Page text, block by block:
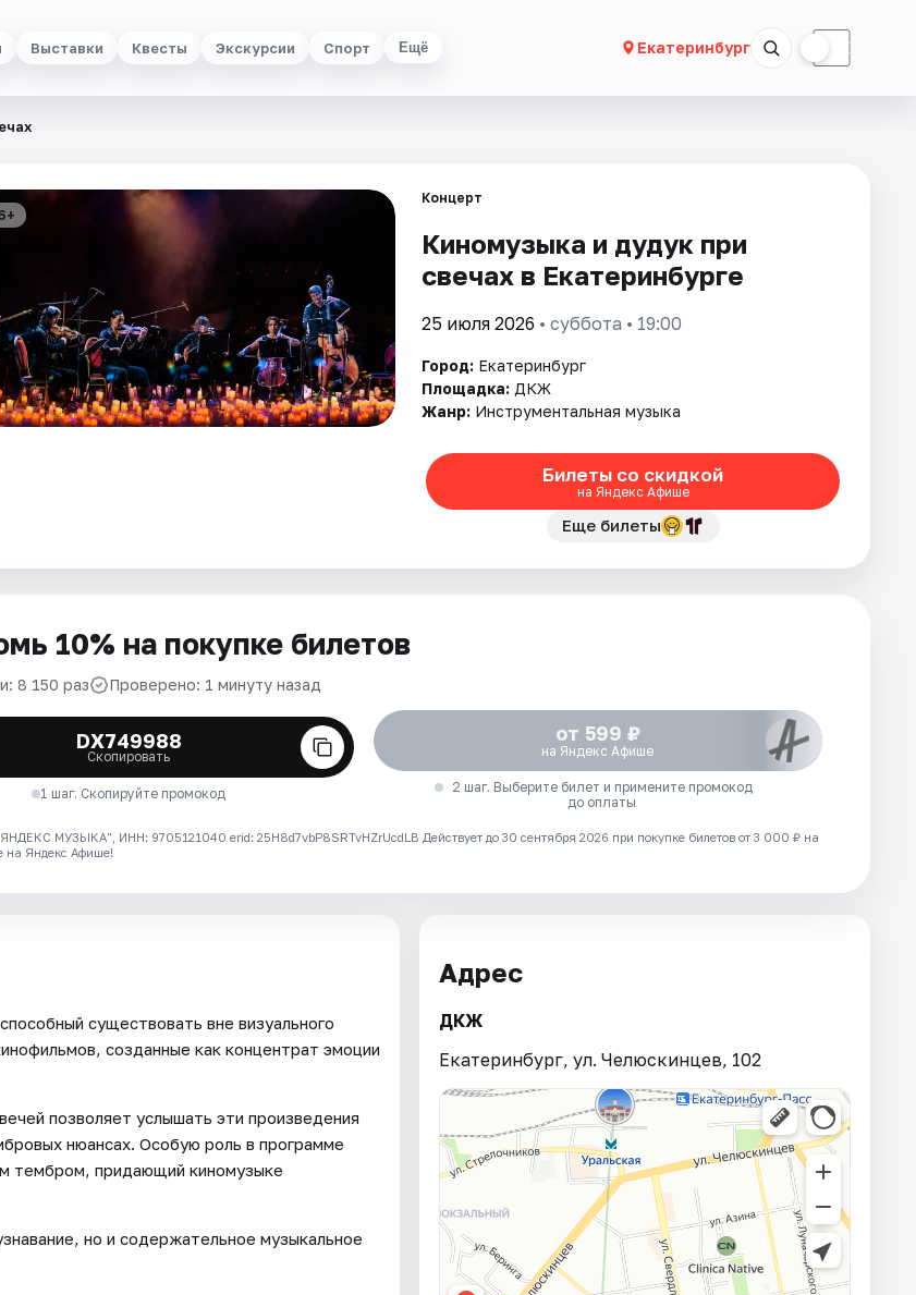
Выставки Квесты Экскурсии Спорт Ещё Екатеринбург ☾
Концерт
Киномузыка и дудук при
свечах в Екатеринбурге
25 июля 2026 • суббота • 19:00
Город: Екатеринбург
Площадка: ДКЖ
Жанр: Инструментальная музыка
Билеты со скидкой
на Яндекс Афише
Еще билеты
10% на покупке билетов
8 150 раз Проверено: 1 минуту назад
DX749988
Скопировать
1 шаг. Скопируйте промокод
от 599 ₽
на Яндекс Афише
2 шаг. Выберите билет и примените промокод
до оплаты
МУЗЫКА", ИНН: 9705121040 erid: 25H8d7vbP8SRTvHZrUcdLB Действует до 30 сентября 2026 при покупке билетов от 3 000 ₽ на
на Яндекс Афише!
существовать вне визуального
созданные как концентрат эмоции
позволяет услышать эти произведения
нюансах. Особую роль в программе
тембром, придающий киномузыке
но и содержательное музыкальное
Адрес
ДКЖ
Екатеринбург, ул. Челюскинцев, 102